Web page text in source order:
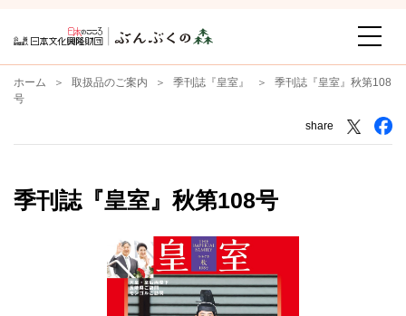
ホーム 取扱品のご案内 季刊誌『皇室』
季刊誌『皇室』秋第108
号
share
季刊誌『皇室』秋第108号